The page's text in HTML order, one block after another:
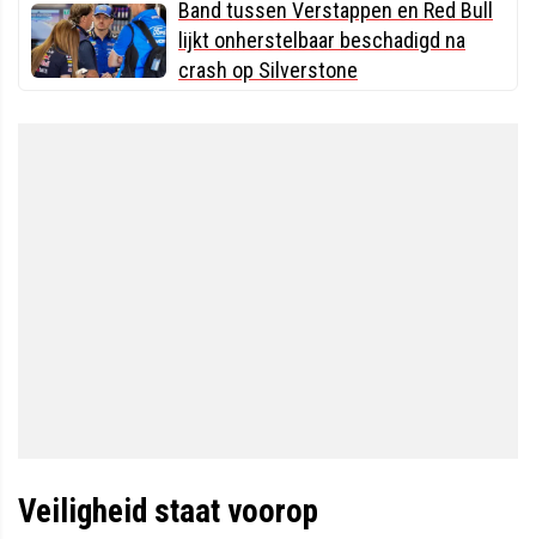
Band tussen Verstappen en Red Bull
lijkt onherstelbaar beschadigd na
crash op Silverstone
Veiligheid staat voorop